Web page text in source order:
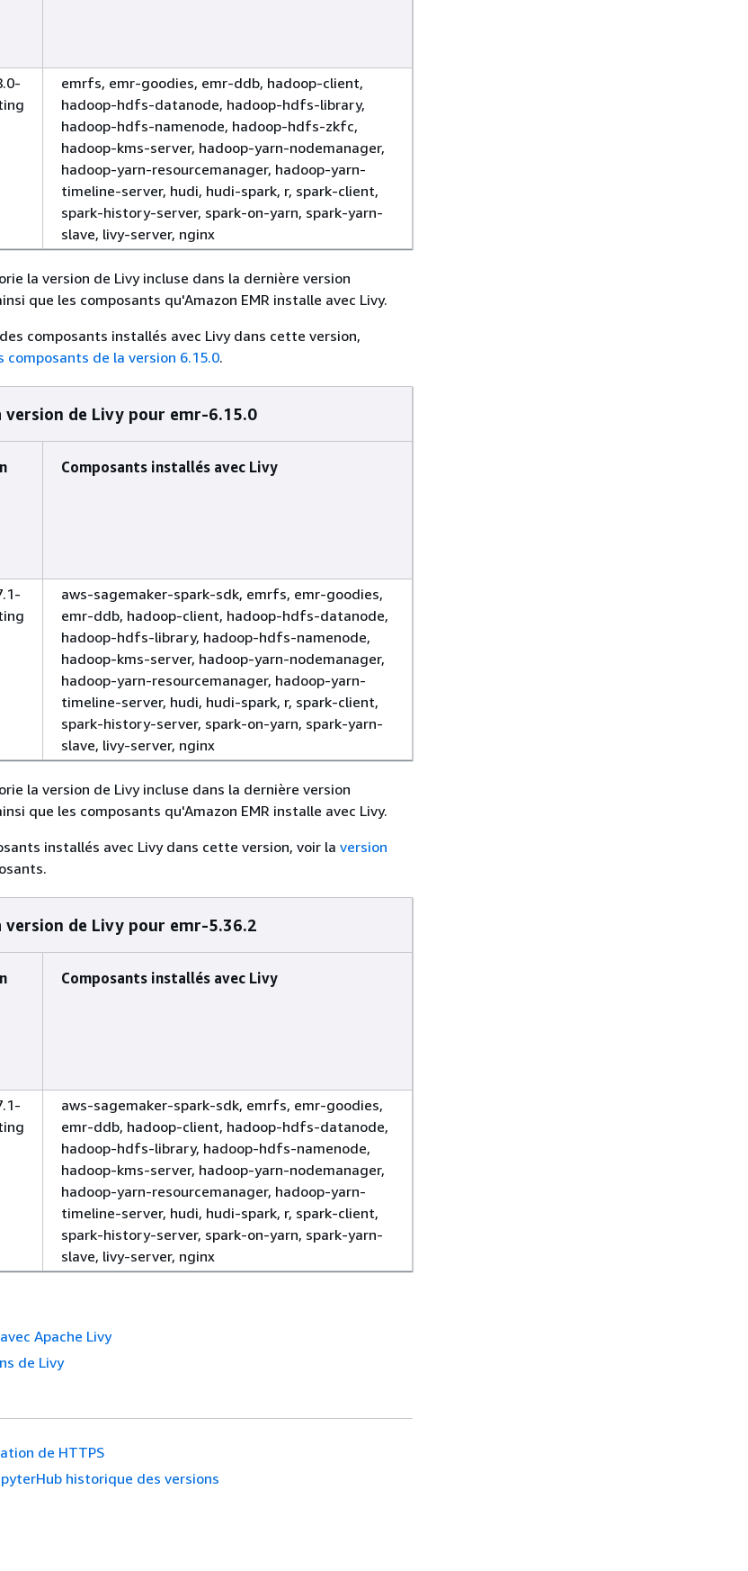
emrfs, emr-goodies, emr-ddb, hadoop-client,
hadoop-hdfs-datanode, hadoop-hdfs-library,
hadoop-hdfs-namenode, hadoop-hdfs-zkfc,
hadoop-kms-server, hadoop-yarn-nodemanager,
hadoop-yarn-resourcemanager, hadoop-yarn-
timeline-server, hudi, hudi-spark, r, spark-client,
spark-history-server, spark-on-yarn, spark-yarn-
slave, livy-server, nginx
la version de Livy incluse dans la dernière version
que les composants qu'Amazon EMR installe avec Livy.
composants installés avec Livy dans cette version,
composants de la version 6.15.0.
de Livy pour emr-6.15.0
Composants installés avec Livy
aws-sagemaker-spark-sdk, emrfs, emr-goodies,
emr-ddb, hadoop-client, hadoop-hdfs-datanode,
hadoop-hdfs-library, hadoop-hdfs-namenode,
hadoop-kms-server, hadoop-yarn-nodemanager,
hadoop-yarn-resourcemanager, hadoop-yarn-
timeline-server, hudi, hudi-spark, r, spark-client,
spark-history-server, spark-on-yarn, spark-yarn-
slave, livy-server, nginx
la version de Livy incluse dans la dernière version
que les composants qu'Amazon EMR installe avec Livy.
installés avec Livy dans cette version, voir la version
de Livy pour emr-5.36.2
Composants installés avec Livy
aws-sagemaker-spark-sdk, emrfs, emr-goodies,
emr-ddb, hadoop-client, hadoop-hdfs-datanode,
hadoop-hdfs-library, hadoop-hdfs-namenode,
hadoop-kms-server, hadoop-yarn-nodemanager,
hadoop-yarn-resourcemanager, hadoop-yarn-
timeline-server, hudi, hudi-spark, r, spark-client,
spark-history-server, spark-on-yarn, spark-yarn-
slave, livy-server, nginx
Apache Livy
de Livy
de HTTPS
historique des versions